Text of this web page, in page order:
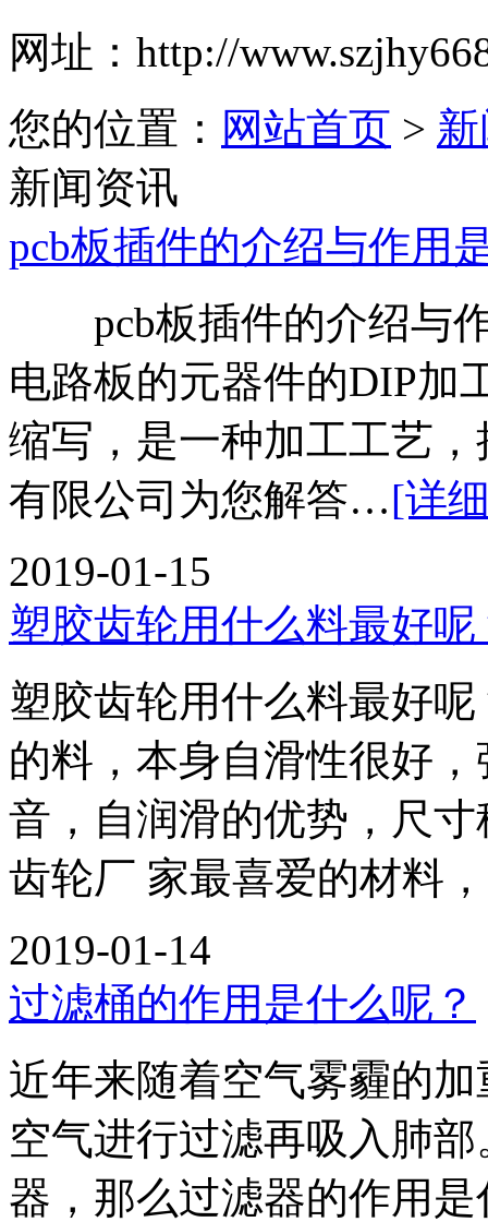
网址： http://
您的位置： 网站首页 >
新闻资讯
pcb板插件的介绍与作用
pcb板插件的介绍与
电路板的元器件的DIP加
缩写，是一种加工工艺
有限公司为您解答…[详
2019-01-15
塑胶齿轮用什么料最好呢
塑胶齿轮用什么料最
的料，本身自滑性很好
音，自润滑的优势，尺
齿轮厂 家最喜爱的材料
2019-01-14
过滤桶的作用是什么呢？
近年来随着空气雾霾的
空气进行过滤再吸入肺
器，那么过滤器的作用